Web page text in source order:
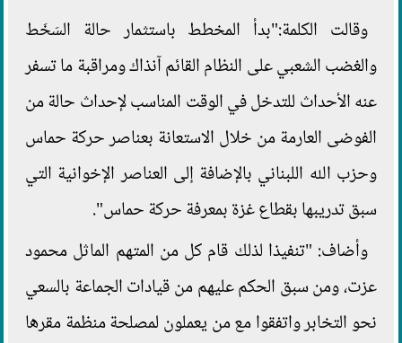
وقالت الكلمة:"بدأ المخطط باستثمار حالة السَخَط
والغضب الشعبي على النظام القائم آنذاك ومراقبة ما تسفر
عنه الأحداث للتدخل في الوقت المناسب لإحداث حالة من
الفوضى العارمة من خلال الاستعانة بعناصر حركة حماس
وحزب الله اللبناني بالإضافة إلى العناصر الإخوانية التي
سبق تدريبها بقطاع غزة بمعرفة حركة حماس".
وأضاف: "تنفيذا لذلك قام كل من المتهم الماثل محمود
عزت، ومن سبق الحكم عليهم من قيادات الجماعة بالسعي
نحو التخابر واتفقوا مع من يعملون لمصلحة منظمة مقرها